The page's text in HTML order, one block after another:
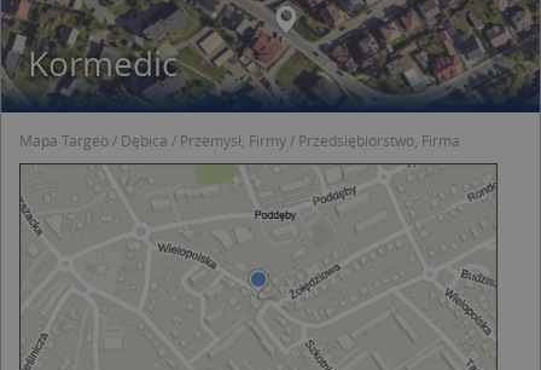
Kormedic
Mapa Targeo Dębica Przemysł, Firmy Przedsiębiorstwo, Firma